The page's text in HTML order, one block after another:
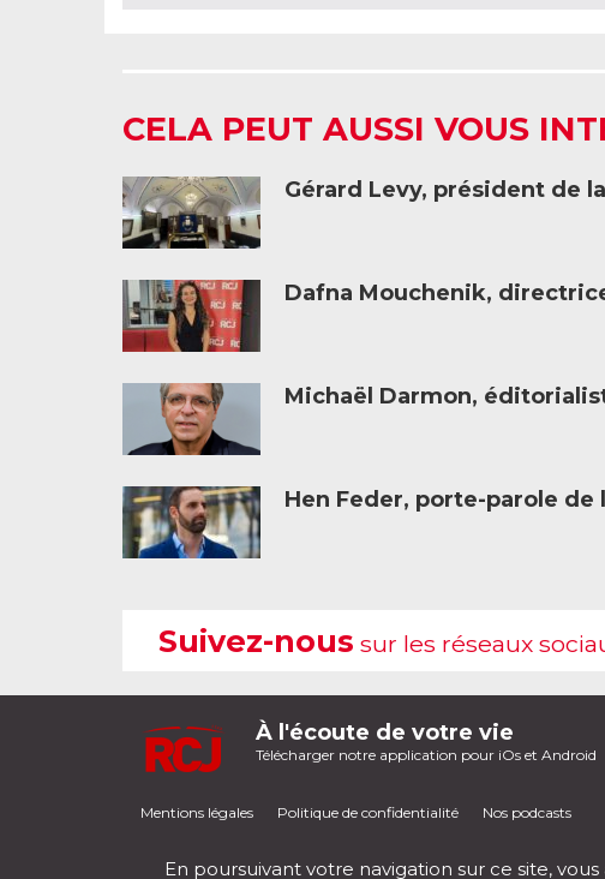
CELA PEUT AUSSI VOUS
Gérard Levy, président de
Dafna Mouchenik,
Michaël Darmon,
Hen Feder, porte-parole de
Suivez-nous sur les réseaux
À l'écoute de votre vie
Télécharger notre application pour iOs et Android
Mentions légales Politique de confidentialité Nos podcasts
En poursuivant votre navigation sur ce site,